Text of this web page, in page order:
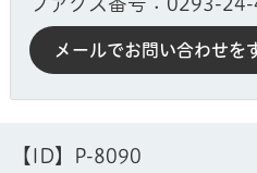
メールでお問い合わせを
【ID】
P-8090